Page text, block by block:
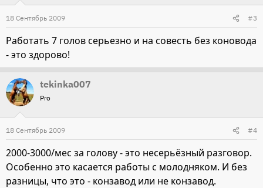
18 Сентябрь 2009 #3
Работать 7 голов серьезно и на совесть без коновода
- это здорово!
tekinka007
Pro
18 Сентябрь 2009 #4
2000-3000/мес за голову - это несерьёзный разговор.
Особенно это касается работы с молодняком. И без
разницы, что это - конзавод или не конзавод.